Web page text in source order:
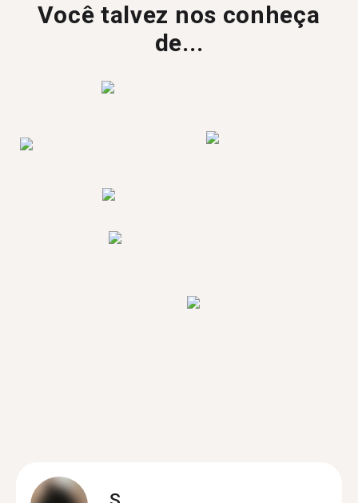
Você talvez nos conheça
de...